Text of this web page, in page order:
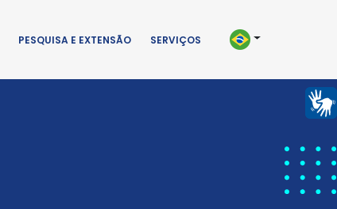
PESQUISA E EXTENSÃO SERVIÇOS